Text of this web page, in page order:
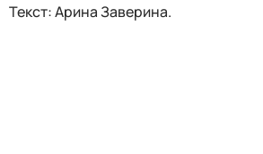
Текст: Арина Заверина.